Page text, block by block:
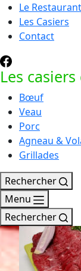
Le Restaurant
Les Casiers
Contact
Les
Bœuf
Veau
Porc
Agneau &
Grillades
Rechercher
Menu
Rechercher